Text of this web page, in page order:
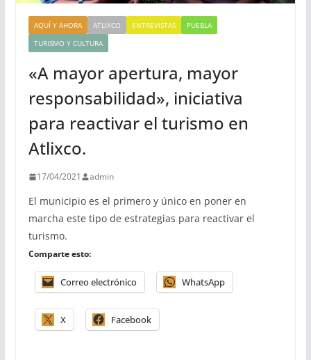
AQUÍ Y AHORA ATLIXCO ENTREVISTAS
PUEBLA
TURISMO Y CULTURA
«A mayor apertura, mayor
responsabilidad», iniciativa
para reactivar el turismo en
Atlixco.
17/04/2021 admin
El municipio es el primero y único en poner en
marcha este tipo de estrategias para reactivar el
turismo.
Comparte esto:
Correo electrónico WhatsApp
X Facebook